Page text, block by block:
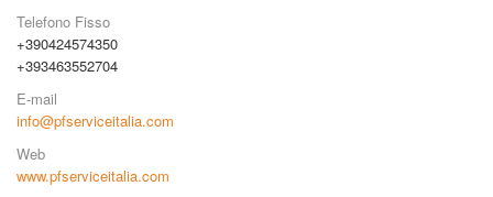
Telefono Fisso
+390424574350
+393463552704
E-mail
info@pfserviceitalia.com
Web
www.pfserviceitalia.com